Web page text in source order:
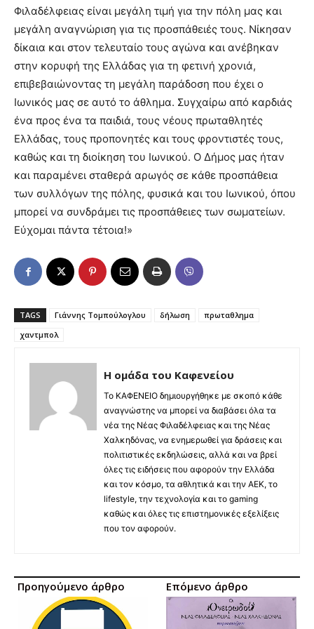
Φιλαδέλφειας είναι μεγάλη τιμή για την πόλη μας και
μεγάλη αναγνώριση για τις προσπάθειές τους. Νίκησαν
δίκαια και στον τελευταίο τους αγώνα και ανέβηκαν
στην κορυφή της Ελλάδας για τη φετινή χρονιά,
επιβεβαιώνοντας τη μεγάλη παράδοση που έχει ο
Ιωνικός μας σε αυτό το άθλημα. Συγχαίρω από καρδιάς
ένα προς ένα τα παιδιά, τους νέους πρωταθλητές
Ελλάδας, τους προπονητές και τους φροντιστές τους,
καθώς και τη διοίκηση του Ιωνικού. Ο Δήμος μας ήταν
και παραμένει σταθερά αρωγός σε κάθε προσπάθεια
των συλλόγων της πόλης, φυσικά και του Ιωνικού, όπου
μπορεί να συνδράμει τις προσπάθειες των σωματείων.
Εύχομαι πάντα τέτοια!»
TAGS Γιάννης Τομπούλογλου δήλωση
πρωταθλημα
χαντμπολ
Η ομάδα του Καφενείου
Το ΚΑΦΕΝΕΙΟ δημιουργήθηκε με σκοπό κάθε
αναγνώστης να μπορεί να διαβάσει όλα τα
νέα της Νέας Φιλαδέλφειας και της Νέας
Χαλκηδόνας, να ενημερωθεί για δράσεις και
πολιτιστικές εκδηλώσεις, αλλά και να βρεί
όλες τις ειδήσεις που αφορούν την Ελλάδα
και τον κόσμο, τα αθλητικά και την ΑΕΚ, το
lifestyle, την τεχνολογία και το gaming
καθώς και όλες τις επιστημονικές εξελίξεις
που τον αφορούν.
Προηγούμενο άρθρο Επόμενο άρθρο